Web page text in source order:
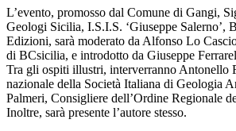
L’evento, promosso dal Comune di Gangi,
Geologi Sicilia, I.S.I.S. ‘Giuseppe Salerno’,
Edizioni, sarà moderato da Alfonso Lo
di BCsicilia, e introdotto da Giuseppe
Tra gli ospiti illustri, interverranno Antonello
nazionale della Società Italiana di Geologia
Palmeri, Consigliere dell’Ordine Regionale
Inoltre, sarà presente l’autore stesso.